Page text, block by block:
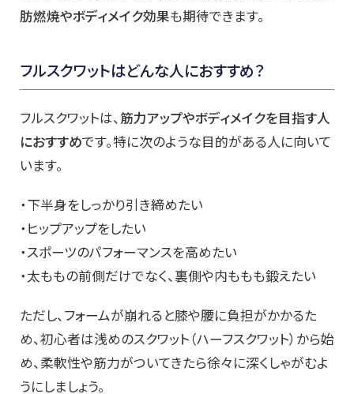
肪燃焼やボディメイク効果も期待できます。
フルスクワットはどんな人におすすめ？
フルスクワットは、筋力アップやボディメイクを目指す人
におすすめです。特に次のような目的がある人に向いて
います。
・下半身をしっかり引き締めたい
・ヒップアップをしたい
・スポーツのパフォーマンスを高めたい
・太ももの前側だけでなく、裏側や内ももも鍛えたい
ただし、フォームが崩れると膝や腰に負担がかかるた
め、初心者は浅めのスクワット（ハーフスクワット）から始
め、柔軟性や筋力がついてきたら徐々に深くしゃがむよ
うにしましょう。